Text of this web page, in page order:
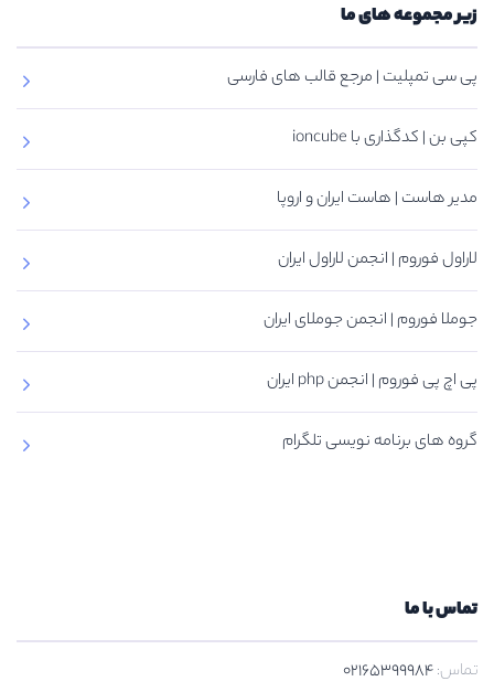
زیر مجموعه های ما
پی سی تمپلیت | مرجع قالب های فارسی
کپی بن | کدگذاری با ioncube
مدیر هاست | هاست ایران و اروپا
لاراول فوروم | انجمن لاراول ایران
جوملا فوروم | انجمن جوملای ایران
پی اچ پی فوروم | انجمن php ایران
گروه های برنامه نویسی تلگرام
تماس با ما
تماس:02165399984